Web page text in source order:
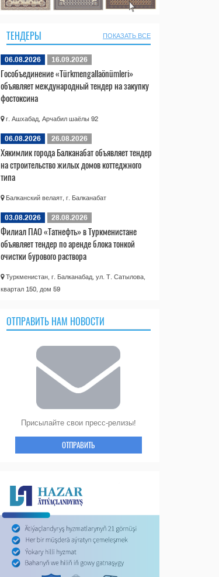
ТЕНДЕРЫ ПОКАЗАТЬ ВСЕ
06.08.2026 16.09.2026
Гособъединение «Türkmengallaönümleri»
объявляет международный тендер на закупку
фостоксина
г. Ашхабад, Арчабил шаёлы 92
06.08.2026 26.08.2026
Хякимлик города Балканабат объявляет тендер
на строительство жилых домов коттеджного
типа
Балканский велаят, г. Балканабат
03.08.2026 28.08.2026
Филиал ПАО «Татнефть» в Туркменистане
объявляет тендер по аренде блока тонкой
очистки бурового раствора
Туркменистан, г. Балканабад, ул. Т. Сатылова,
квартал 150, дом 59
ОТПРАВИТЬ НАМ НОВОСТИ
Присылайте свои пресс-релизы!
ОТПРАВИТЬ